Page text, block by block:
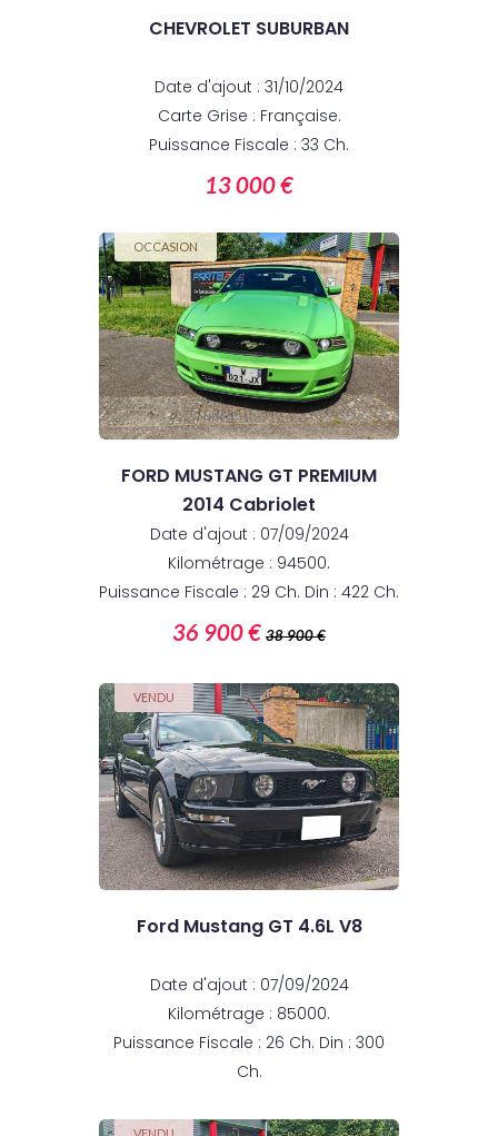
CHEVROLET SUBURBAN
Date d'ajout : 31/10/2024
Carte Grise : Française.
Puissance Fiscale : 33 Ch.
13 000 €
FORD MUSTANG GT PREMIUM
2014 Cabriolet
Date d'ajout : 07/09/2024
Kilométrage : 94500.
Puissance Fiscale : 29 Ch. Din : 422 Ch.
OCCASION
36 900 € 38 900 €
Ford Mustang GT 4.6L V8
Date d'ajout : 07/09/2024
Kilométrage : 85000.
Puissance Fiscale : 26 Ch. Din : 300
Ch.
VENDU
VENDU